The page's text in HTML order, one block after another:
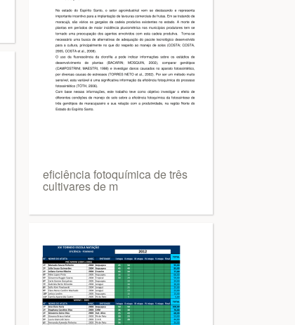
eficiência fotoquímica de três
cultivares de m